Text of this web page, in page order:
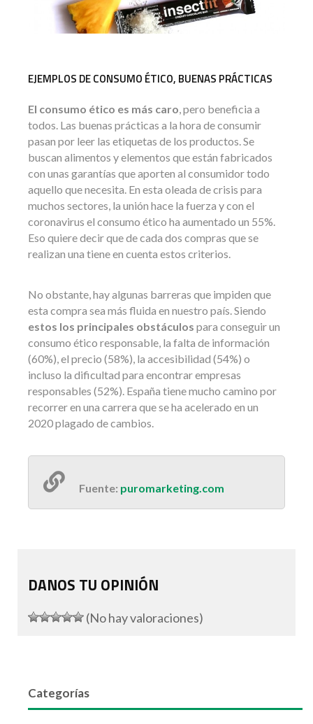
EJEMPLOS DE CONSUMO ÉTICO, BUENAS PRÁCTICAS
El consumo ético es más caro , pero beneficia a
todos. Las buenas prácticas a la hora de consumir
pasan por leer las etiquetas de los productos. Se
buscan alimentos y elementos que están fabricados
con unas garantías que aporten al consumidor todo
aquello que necesita. En esta oleada de crisis para
muchos sectores, la unión hace la fuerza y con el
coronavirus el consumo ético ha aumentado un 55%.
Eso quiere decir que de cada dos compras que se
realizan una tiene en cuenta estos criterios.
No obstante, hay algunas barreras que impiden que
esta compra sea más fluida en nuestro país. Siendo
estos los principales obstáculos para conseguir un
consumo ético responsable, la falta de información
(60%), el precio (58%), la accesibilidad (54%) o
incluso la dificultad para encontrar empresas
responsables (52%). España tiene mucho camino por
recorrer en una carrera que se ha acelerado en un
2020 plagado de cambios.
Fuente: puromarketing.com
DANOS TU OPINIÓN
(No hay valoraciones)
Categorías